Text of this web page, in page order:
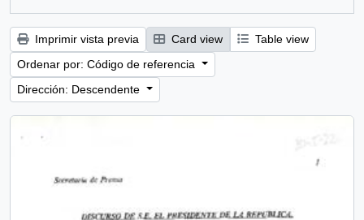
Imprimir vista previa Card view
Table view
Ordenar por: Código de referencia
Dirección: Descendente